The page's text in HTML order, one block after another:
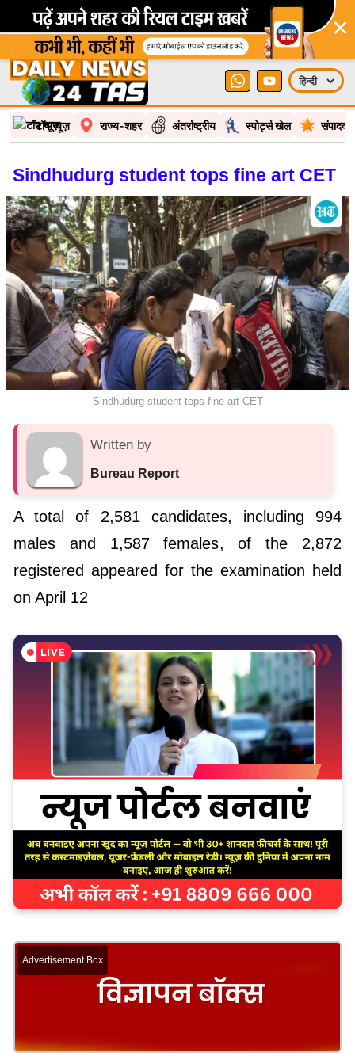
×
टॉप न्यूज़ राज्य-शहर अंतर्राष्ट्रीय स्पोर्ट्स खेल
Sindhudurg student tops fine art CET
Sindhudurg student tops fine art CET
Written by
Bureau Report
A total of 2,581 candidates, including 994
males and 1,587 females, of the 2,872
registered appeared for the examination held
on April 12
Advertisement Box